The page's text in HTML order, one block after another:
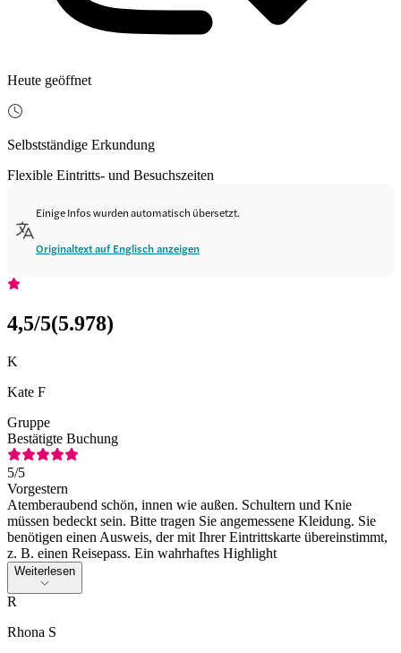
Heute geöffnet
Selbstständige Erkundung
Flexible Eintritts- und Besuchszeiten
Einige Infos wurden automatisch übersetzt.
Originaltext auf Englisch anzeigen
4,5/5(5.978)
K
Kate F
Gruppe
Bestätigte Buchung
5/5
Vorgestern
Atemberaubend schön, innen wie außen. Schultern und Knie
müssen bedeckt sein. Bitte tragen Sie angemessene Kleidung. Sie
benötigen einen Ausweis, der mit Ihrer Eintrittskarte übereinstimmt,
z. B. einen Reisepass. Ein wahrhaftes Highlight
Weiterlesen
R
Rhona S